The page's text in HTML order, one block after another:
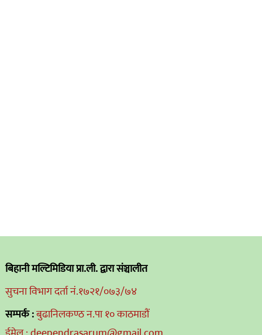
बिहानी मल्टिमिडिया प्रा.ली. द्वारा संञ्चालीत
सुचना विभाग दर्ता नं.१७२१/०७३/७४
सम्पर्क :बुढानिलकण्ठ न.पा १० काठमाडौं